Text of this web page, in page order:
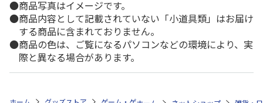
商品写真はイメージです。
商品内容として記載されていない「小道具類」はお届け
する商品に含まれておりません。
商品の色は、ご覧になるパソコンなどの環境により、実
際と異なる場合があります。